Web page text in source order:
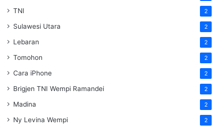
TNI 2
Sulawesi Utara 2
Lebaran 2
Tomohon 2
Cara iPhone 2
Brigjen TNI Wempi Ramandei 2
Madina 2
Ny Levina Wempi 2